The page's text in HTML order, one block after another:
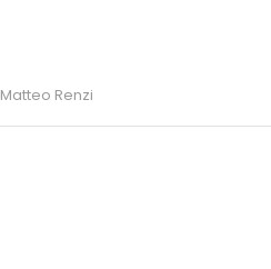
Matteo Renzi